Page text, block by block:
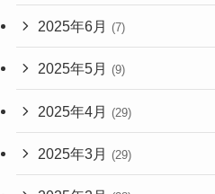
2025年6月 (7)
2025年5月 (9)
2025年4月 (29)
2025年3月 (29)